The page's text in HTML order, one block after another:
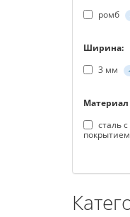
ромб
Ширина:
3 мм
Материал
сталь
покрытием